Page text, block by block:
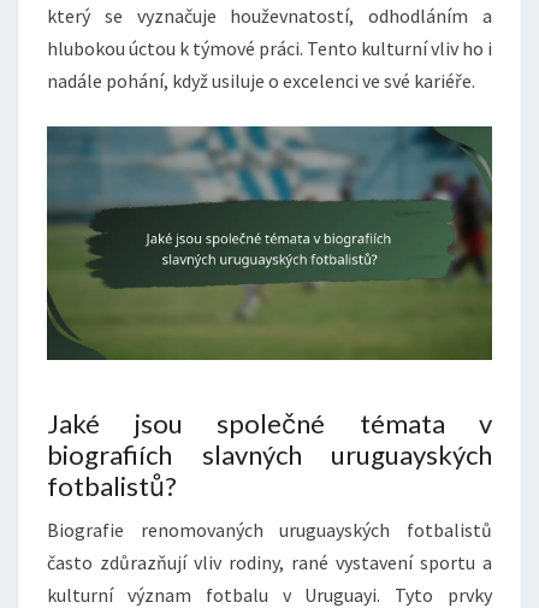
který se vyznačuje houževnatostí, odhodláním a
hlubokou úctou k týmové práci. Tento kulturní vliv ho i
nadále pohání, když usiluje o excelenci ve své kariéře.
Jaké jsou společné témata v
biografiích slavných uruguayských
fotbalistů?
Biografie renomovaných uruguayských fotbalistů
často zdůrazňují vliv rodiny, rané vystavení sportu a
kulturní význam fotbalu v Uruguayi. Tyto prvky